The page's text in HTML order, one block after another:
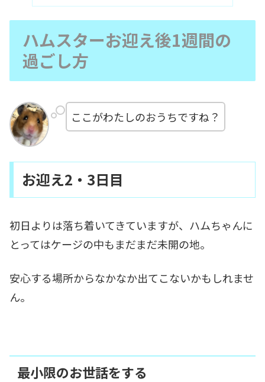
ハムスターお迎え後1週間の
過ごし方
ここがわたしのおうちですね？
お迎え2・3日目
初日よりは落ち着いてきていますが、ハムちゃんに
とってはケージの中もまだまだ未開の地。
安心する場所からなかなか出てこないかもしれませ
ん。
最小限のお世話をする